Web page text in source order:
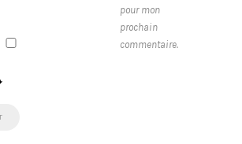
pour mon
prochain
commentaire.